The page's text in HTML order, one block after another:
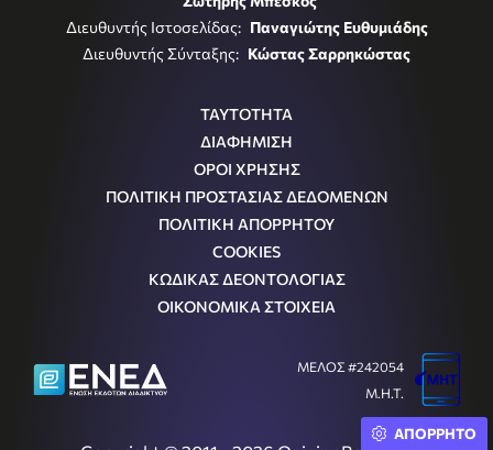
Διευθυντής Ιστοσελίδας: Παναγιώτης Ευθυμιάδης
Διευθυντής Σύνταξης: Κώστας Σαρρηκώστας
ΤΑΥΤΟΤΗΤΑ
ΔΙΑΦΗΜΙΣΗ
ΟΡΟΙ ΧΡΗΣΗΣ
ΠΟΛΙΤΙΚΗ ΠΡΟΣΤΑΣΙΑΣ ΔΕΔΟΜΕΝΩΝ
ΠΟΛΙΤΙΚΗ ΑΠΟΡΡΗΤΟΥ
COOKIES
ΚΩΔΙΚΑΣ ΔΕΟΝΤΟΛΟΓΙΑΣ
ΟΙΚΟΝΟΜΙΚΑ ΣΤΟΙΧΕΙΑ
ΜΕΛΟΣ #242054
Μ.Η.Τ.
ΑΠΟΡΡΗΤΟ